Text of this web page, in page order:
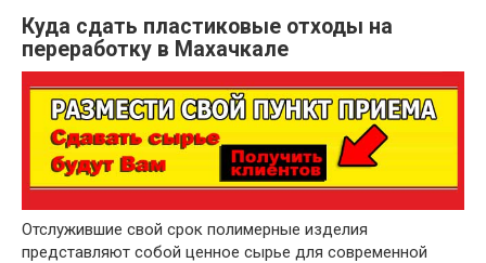
Куда сдать пластиковые отходы на
переработку в Махачкале
Отслужившие свой срок полимерные изделия
представляют собой ценное сырье для современной